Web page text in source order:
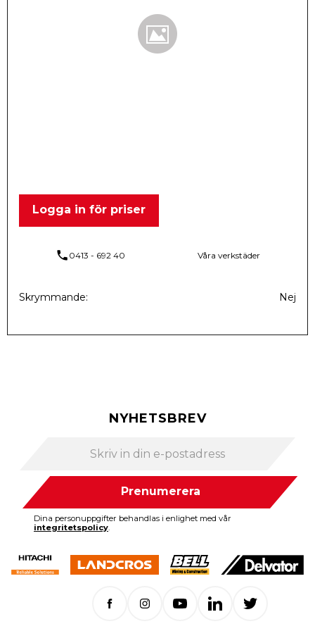
Logga in för priser
phone 0413 - 692 40 Våra verkstäder
Skrymmande Nej
NYHETSBREV
Prenumerera
Dina personuppgifter behandlas i enlighet med vår
integritetspolicy.